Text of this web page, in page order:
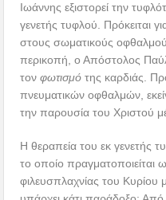
Ιωάννης εξιστορεί την
γενετής τυφλού. Πρόκειται
στους σωματικούς
περικοπή, ο Απόστολος
τονφωτισμότης καρδιάς.
πνευματικών οφθαλμών,
την παρουσία του Χριστού
Η θεραπεία του εκ γενετής
το οποίο πραγματοποιείται
φιλευσπλαχνίας του